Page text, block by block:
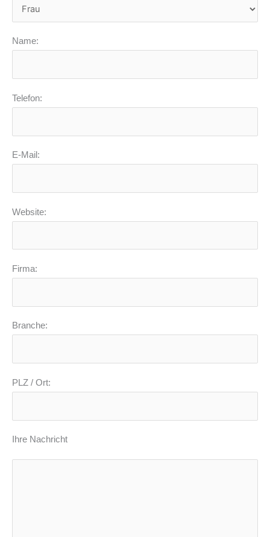
Name:
Telefon:
E-Mail:
Website:
Firma:
Branche:
PLZ / Ort:
Ihre Nachricht